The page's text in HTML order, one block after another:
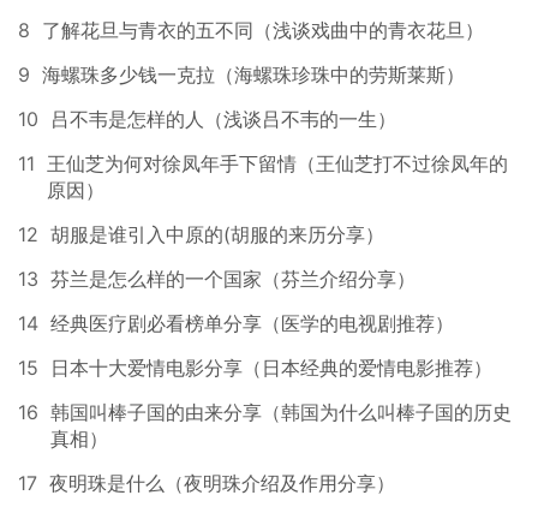
8 了解花旦与青衣的五不同（浅谈戏曲中的青衣花旦）
9 海螺珠多少钱一克拉（海螺珠珍珠中的劳斯莱斯）
10
吕不韦是怎样的人（浅谈吕不韦的一生）
11 王仙芝为何对徐凤年手下留情（王仙芝打不过徐凤年的
原因）
12 胡服是谁引入中原的(胡服的来历分享）
13 芬兰是怎么样的一个国家（芬兰介绍分享）
14 经典医疗剧必看榜单分享（医学的电视剧推荐）
15
日本十大爱情电影分享（日本经典的爱情电影推荐）
16 韩国叫棒子国的由来分享（韩国为什么叫棒子国的历史
真相）
17 夜明珠是什么（夜明珠介绍及作用分享）